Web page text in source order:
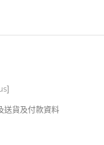
]
送貨及付款資料